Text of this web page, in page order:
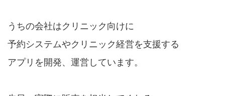
うちの会社はクリニック向けに
予約システムやクリニック経営を支援する
アプリを開発、運営しています。